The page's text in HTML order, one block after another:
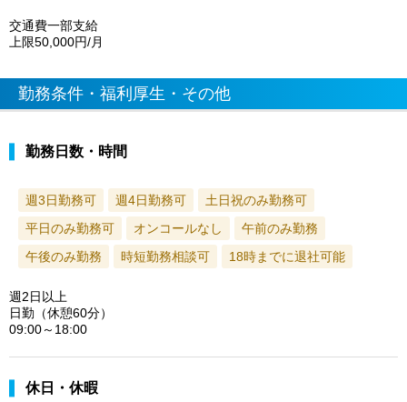
交通費一部支給
上限50,000円/月
勤務条件・福利厚生・その他
勤務日数・時間
週3日勤務可 週4日勤務可
土日祝のみ勤務可
平日のみ勤務可
オンコールなし
午前のみ勤務
午後のみ勤務
時短勤務相談可 18時までに退社可能
週2日以上
日勤（休憩60分）
09:00～18:00
休日・休暇